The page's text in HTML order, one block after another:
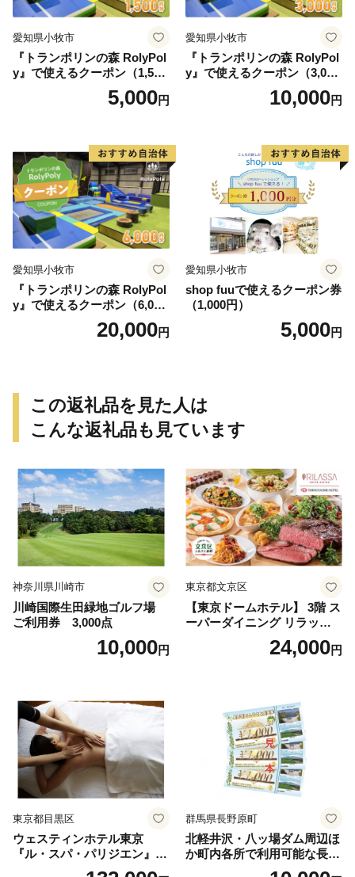
愛知県小牧市
『トランポリンの森 RolyPol
y』で使えるクーポン（1,500
5,000円
愛知県小牧市
『トランポリンの森 RolyPol
y』で使えるクーポン（3,000
10,000円
愛知県小牧市
『トランポリンの森 RolyPol
y』で使えるクーポン（6,000
20,000円
愛知県小牧市
shop fuuで使えるクーポン券
（1,000円）
5,000円
この返礼品を見た人は
こんな返礼品も見ています
神奈川県川崎市
川崎国際生田緑地ゴルフ場
ご利用券 3,000点
10,000円
東京都文京区
【東京ドームホテル】 3階 ス
ーパーダイニング リラッサ
ランチブッフェ お食事券 大
人1名様分 関東 東京 ご利用
24,000円
東京都目黒区
ウェスティンホテル東京
『ル・スパ・パリジエン』選
べるボディセラピー90分/1名
群馬県長野原町
北軽井沢・八ッ場ダム周辺ほ
か町内各所で利用可能な長野
原町ふるさと感謝券（3,000